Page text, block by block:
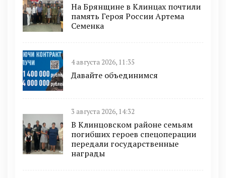
На Брянщине в Клинцах почтили
память Героя России Артема
Семенка
4 августа 2026, 11:35
Давайте объединимся
3 августа 2026, 14:32
В Клинцовском районе семьям
погибших героев спецоперации
передали государственные
награды